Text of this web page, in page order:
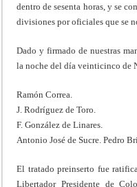
dentro de sesenta horas, y se
divisiones por oficiales que se
Dado y firmado de nuestras
la noche del día veinticinco de
Ramón Correa.
J. Rodríguez de Toro.
F. González de Linares.
Antonio José de Sucre. Pedro
El tratado preinserto fue
Libertador Presidente de